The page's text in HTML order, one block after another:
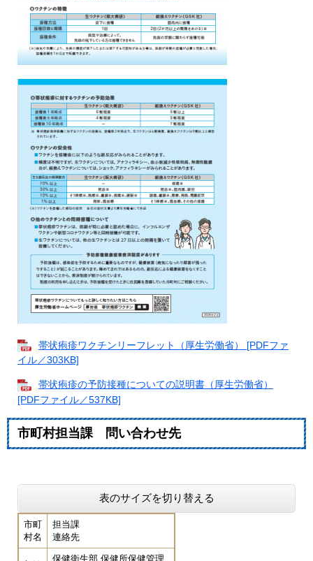
帯状疱疹ワクチンリーフレット（厚生労働省） [PDFファ
イル／303KB]
帯状疱疹の予防接種についての説明書（厚生労働省）
[PDFファイル／537KB]
市町村担当課 問い合わせ先
表のサイズを切り替える
市町
村名
担当課
連絡先
保健衛生部 保健所保健管理